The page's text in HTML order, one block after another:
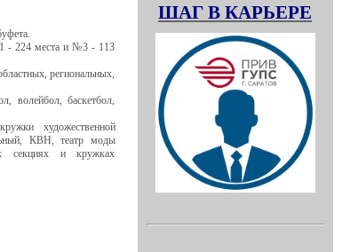
- 224 места и №3 - 113
региональных,
волейбол, баскетбол,
художественной
КВН, театр моды
секциях и кружках
ШАГ В КАРЬЕРЕ